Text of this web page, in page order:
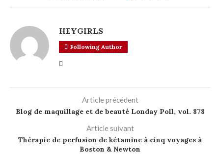
HEYGIRLS
Following Author
Article précédent
Blog de maquillage et de beauté Londay Poll, vol. 878
Article suivant
Thérapie de perfusion de kétamine à cinq voyages à
Boston & Newton